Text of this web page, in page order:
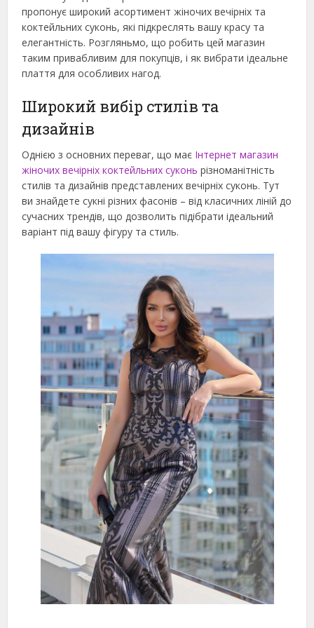
пропонує широкий асортимент жіночих вечірніх та
коктейльних суконь, які підкреслять вашу красу та
елегантність. Розгляньмо, що робить цей магазин
таким привабливим для покупців, і як вибрати ідеальне
плаття для особливих нагод.
Широкий вибір стилів та
дизайнів
Однією з основних переваг, що має Інтернет магазин
жіночих вечірніх коктейльних суконь різноманітність
стилів та дизайнів представлених вечірніх суконь. Тут
ви знайдете сукні різних фасонів – від класичних ліній до
сучасних трендів, що дозволить підібрати ідеальний
варіант під вашу фігуру та стиль.